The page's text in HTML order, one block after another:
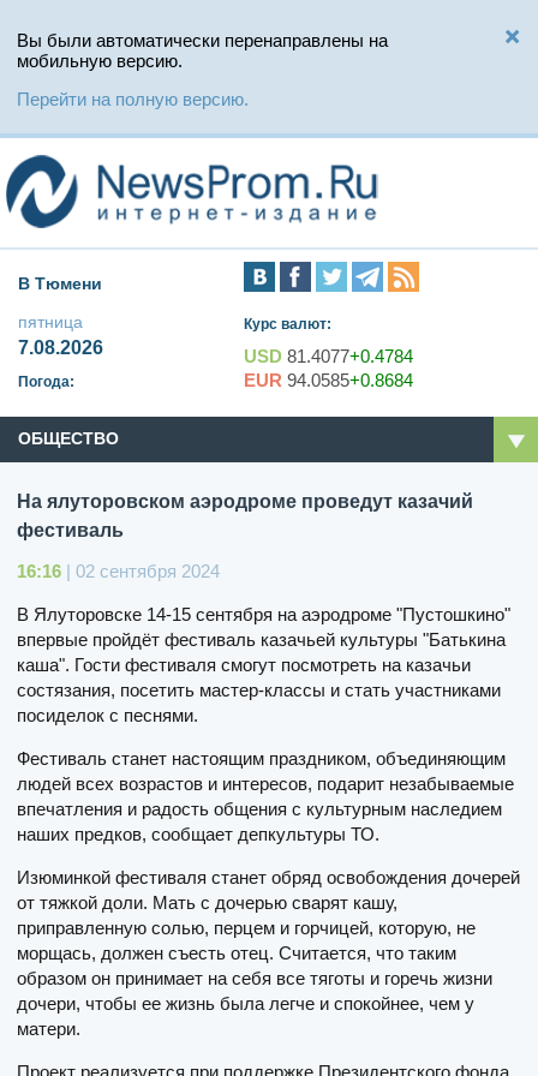
Вы были автоматически перенаправлены на
мобильную версию.
Перейти на полную версию.
В Тюмени
пятница
7.08.2026
Погода:
Курс валют:
USD 81.4077+0.4784
EUR 94.0585+0.8684
ОБЩЕСТВО
На ялуторовском аэродроме проведут казачий
фестиваль
16:16 | 02 сентября 2024
В Ялуторовске 14-15 сентября на аэродроме "Пустошкино"
впервые пройдёт фестиваль казачьей культуры "Батькина
каша". Гости фестиваля смогут посмотреть на казачьи
состязания, посетить мастер-классы и стать участниками
посиделок с песнями.
Фестиваль станет настоящим праздником, объединяющим
людей всех возрастов и интересов, подарит незабываемые
впечатления и радость общения с культурным наследием
наших предков, сообщает депкультуры ТО.
Изюминкой фестиваля станет обряд освобождения дочерей
от тяжкой доли. Мать с дочерью сварят кашу,
приправленную солью, перцем и горчицей, которую, не
морщась, должен съесть отец. Считается, что таким
образом он принимает на себя все тяготы и горечь жизни
дочери, чтобы ее жизнь была легче и спокойнее, чем у
матери.
Проект реализуется при поддержке Президентского фонда